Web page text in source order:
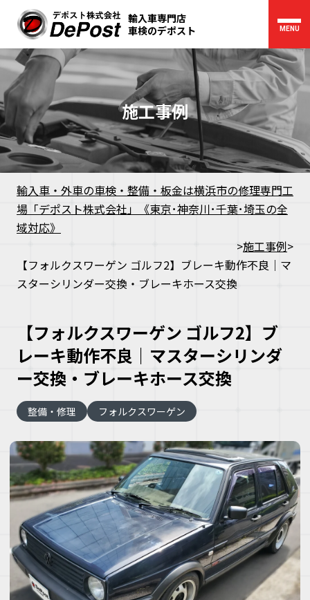
輸入車専門店
車検のデポスト
MENU
施工事例
輸入車・外車の車検・整備・板金は横浜市の修理専門工
場「デポスト株式会社」《東京･神奈川･千葉･埼玉の全
域対応》
>施工事例>
【フォルクスワーゲン ゴルフ2】ブレーキ動作不良｜マ
スターシリンダー交換・ブレーキホース交換
【フォルクスワーゲン ゴルフ2】ブ
レーキ動作不良｜マスターシリンダ
ー交換・ブレーキホース交換
整備・修理 フォルクスワーゲン